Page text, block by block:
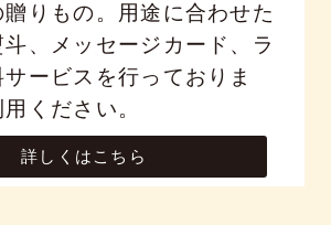
りもの。用途に合わせた
、メッセージカード、ラ
ービスを行っておりま
ください。
詳しくはこちら